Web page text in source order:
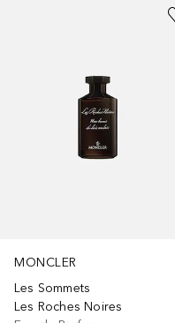
MONCLER
Les Sommets
Les Roches Noires